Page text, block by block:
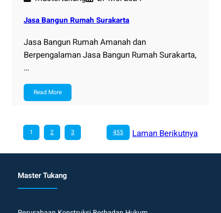
Jasa Bangun Rumah Surakarta
Jasa Bangun Rumah Amanah dan
Berpengalaman Jasa Bangun Rumah Surakarta,
…
Read More
1 2 3 455 Laman Berikutnya
Master Tukang